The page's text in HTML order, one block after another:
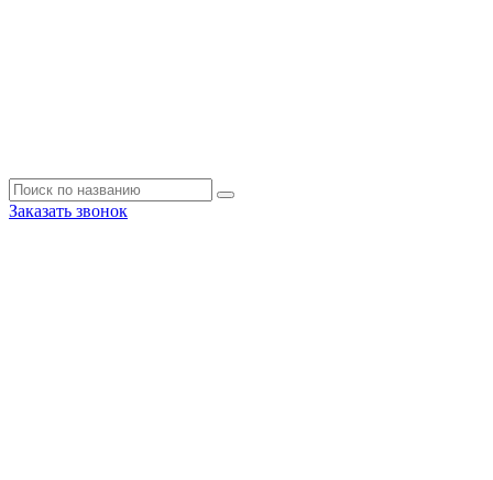
Заказать звонок